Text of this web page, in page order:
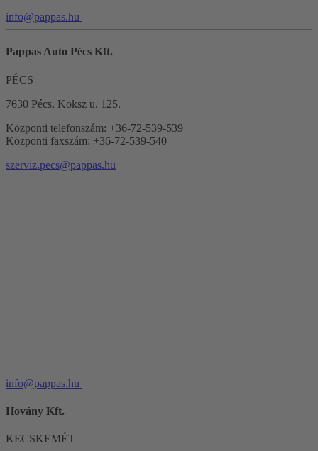
info@pappas.hu
Pappas Auto Pécs Kft.
PÉCS
7630 Pécs, Koksz u. 125.
Központi telefonszám: +36-72-539-539
Központi faxszám: +36-72-539-540
szerviz.pecs@pappas.hu
info@pappas.hu
Hovány Kft.
KECSKEMÉT